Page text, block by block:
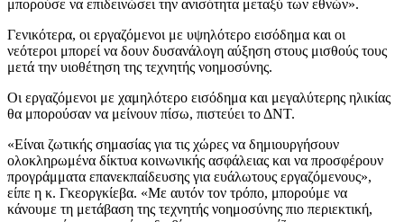
μπορούσε να επιδεινώσει την ανισότητα μεταξύ των εθνών».
Γενικότερα, οι εργαζόμενοι με υψηλότερο εισόδημα και οι
νεότεροι μπορεί να δουν δυσανάλογη αύξηση στους μισθούς τους
μετά την υιοθέτηση της τεχνητής νοημοσύνης.
Οι εργαζόμενοι με χαμηλότερο εισόδημα και μεγαλύτερης ηλικίας
θα μπορούσαν να μείνουν πίσω, πιστεύει το ΔΝΤ.
«Είναι ζωτικής σημασίας για τις χώρες να δημιουργήσουν
ολοκληρωμένα δίκτυα κοινωνικής ασφάλειας και να προσφέρουν
προγράμματα επανεκπαίδευσης για ευάλωτους εργαζόμενους»,
είπε η κ. Γκεοργκίεβα. «Με αυτόν τον τρόπο, μπορούμε να
κάνουμε τη μετάβαση της τεχνητής νοημοσύνης πιο περιεκτική,